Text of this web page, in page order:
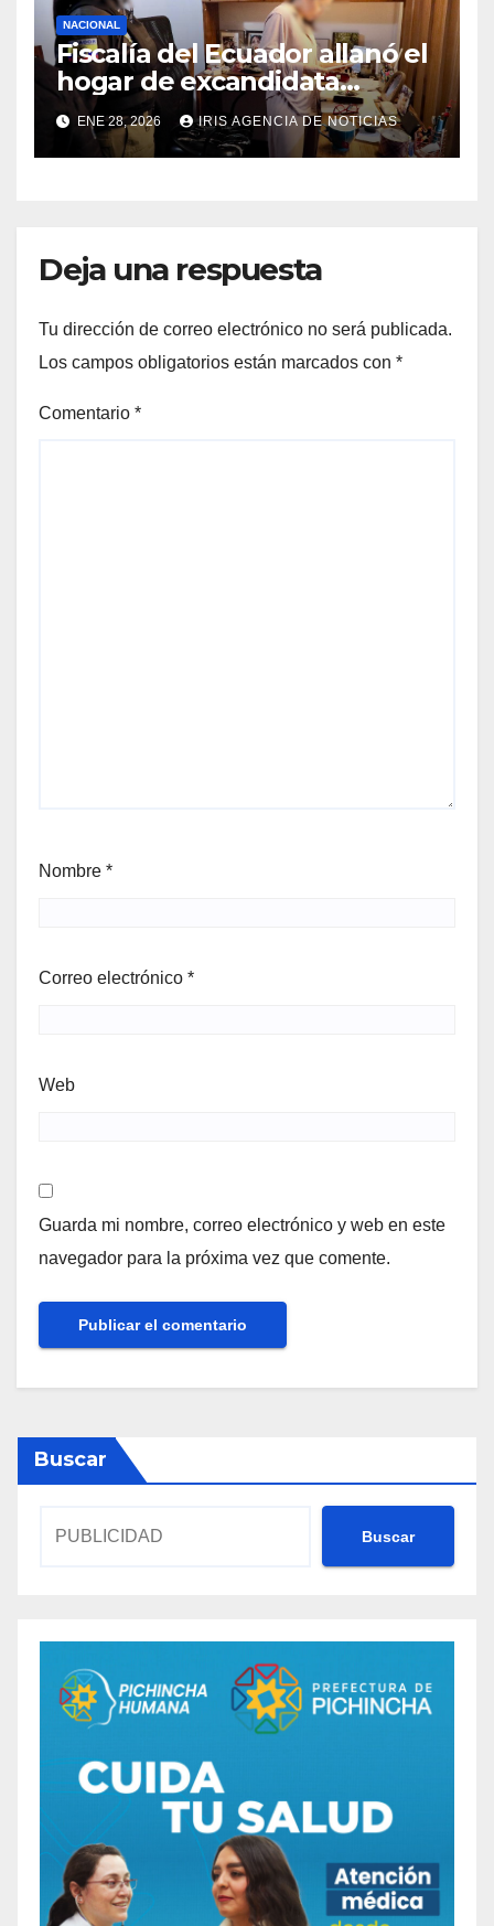
NACIONAL
Fiscalía del Ecuador allanó el
hogar de excandidata
presidencial vinculada al
caso Caja Chica
ENE 28, 2026 IRIS AGENCIA DE NOTICIAS
Deja una respuesta
Tu dirección de correo electrónico no será publicada.
Los campos obligatorios están marcados con *
Comentario *
Nombre *
Correo electrónico *
Web
Guarda mi nombre, correo electrónico y web en este
navegador para la próxima vez que comente.
Buscar
Buscar